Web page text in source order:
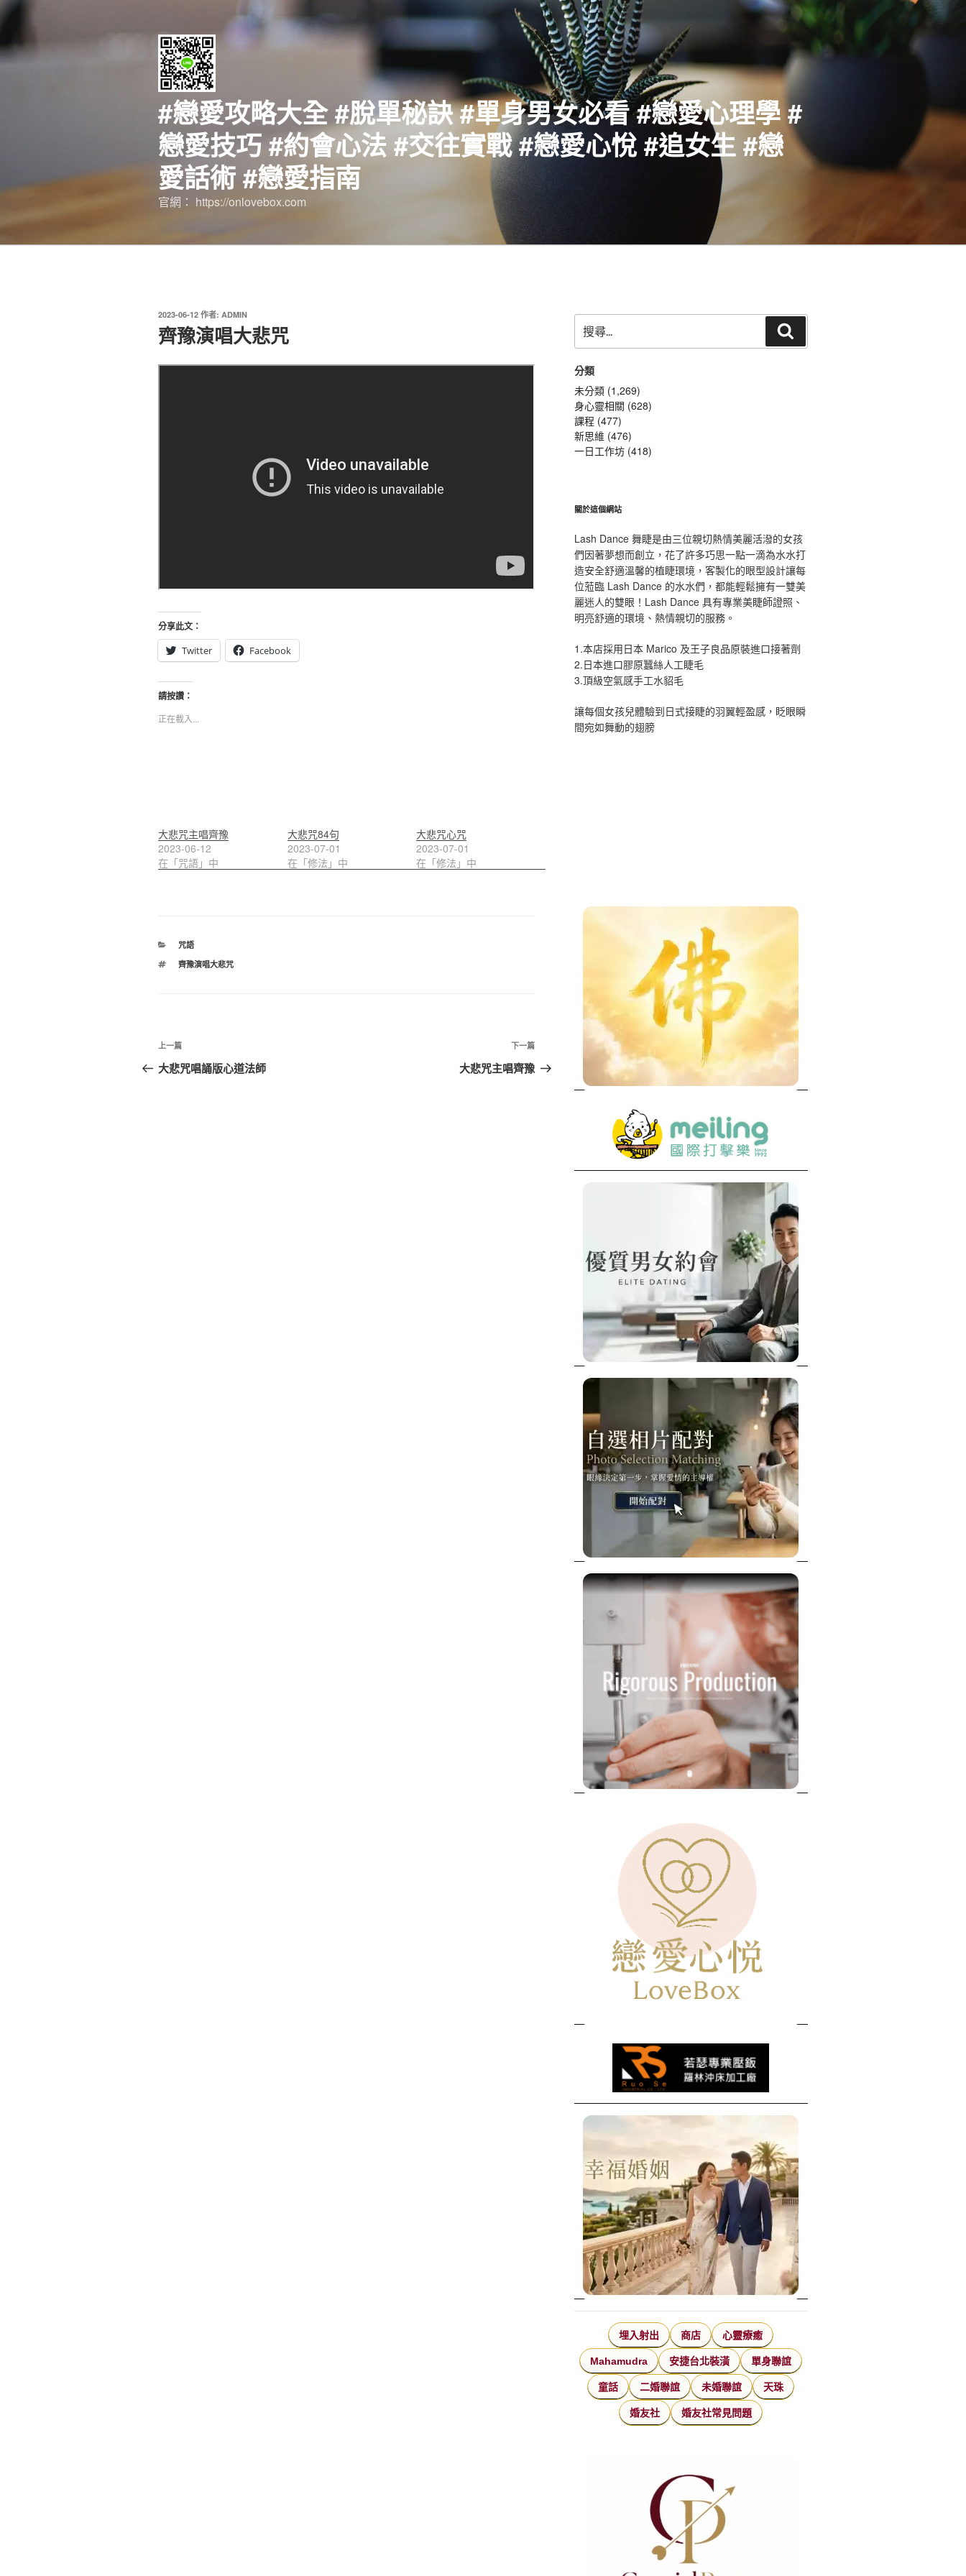
跳
至
主
要
#戀愛攻略大全 #脫單秘訣 #單身男女必看 #戀愛心理學 #
戀愛技巧 #約會心法 #交往實戰 #戀愛心悅 #追女生 #戀
愛話術 #戀愛指南
官網： https://onlovebox.com
發
佈
於
2023-06-12 作者: ADMIN
齊豫演唱大悲咒
分享此文：
Twitter
Facebook
請按讚：
正在載入...
大悲咒主唱齊豫
2023-06-12
在「咒語」中
大悲咒84句
2023-07-01
在「修法」中
大悲咒心咒
2023-07-01
在「修法」中
分
咒語
標
齊豫演唱大悲咒
文
章
上
一
上一篇
大悲咒唱誦版心道法師
下
一
下一篇
大悲咒主唱齊豫
尋
關
鍵
字:
尋
分類
未分類 (1,269)
身心靈相關 (628)
課程 (477)
新思維 (476)
一日工作坊 (418)
關於這個網站
Lash Dance 舞睫是由三位親切熱情美麗活潑的女孩
們因著夢想而創立，花了許多巧思一點一滴為水水打
造安全舒適溫馨的植睫環境，客製化的眼型設計讓每
位蒞臨 Lash Dance 的水水們，都能輕鬆擁有一雙美
麗迷人的雙眼！Lash Dance 具有專業美睫師證照、
明亮舒適的環境、熱情親切的服務。
1.本店採用日本 Marico 及王子良品原裝進口接著劑
2.日本進口膠原蠶絲人工睫毛
3.頂級空氣感手工水貂毛
讓每個女孩兒體驗到日式接睫的羽翼輕盈感，眨眼瞬
間宛如舞動的翅膀
埋入射出 商店 心靈療癒
Mahamudra 安捷台北裝潢 單身聯誼
童話 二婚聯誼 未婚聯誼 天珠
婚友社 婚友社常見問題